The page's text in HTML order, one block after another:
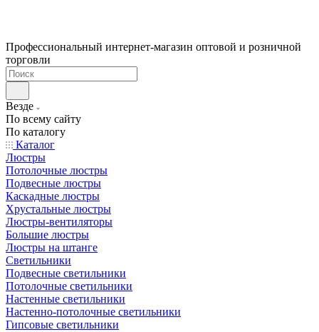
Профессиональный интернет-магазин оптовой и розничной
торговли
Везде
По всему сайту
По каталогу
Каталог
Люстры
Потолочные люстры
Подвесные люстры
Каскадные люстры
Хрустальные люстры
Люстры-вентиляторы
Большие люстры
Люстры на штанге
Светильники
Подвесные светильники
Потолочные светильники
Настенные светильники
Настенно-потолочные светильники
Гипсовые светильники